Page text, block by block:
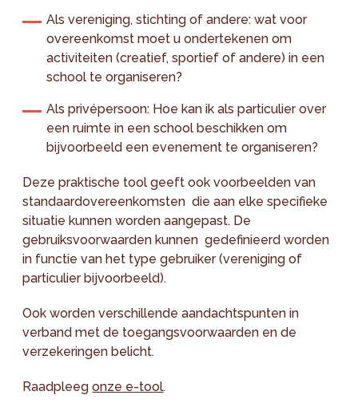
Als vereniging, stichting of andere: wat voor
overeenkomst moet u ondertekenen om
activiteiten (creatief, sportief of andere) in een
school te organiseren?
Als privépersoon: Hoe kan ik als particulier over
een ruimte in een school beschikken om
bijvoorbeeld een evenement te organiseren?
Deze praktische tool geeft ook voorbeelden van
standaardovereenkomsten die aan elke specifieke
situatie kunnen worden aangepast. De
gebruiksvoorwaarden kunnen gedefinieerd worden
in functie van het type gebruiker (vereniging of
particulier bijvoorbeeld).
Ook worden verschillende aandachtspunten in
verband met de toegangsvoorwaarden en de
verzekeringen belicht.
Raadpleegonze e-tool.